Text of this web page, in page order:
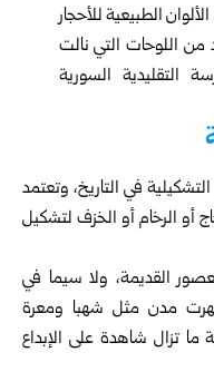
الطبيعية للأحجار
من اللوحات التي نالت
التقليدية السورية
في التاريخ، وتعتمد
أو الرخام أو الخزف لتشكيل
القديمة، ولا سيما في
مدن مثل شهبا ومعرة
ما تزال شاهدة على الإبداع